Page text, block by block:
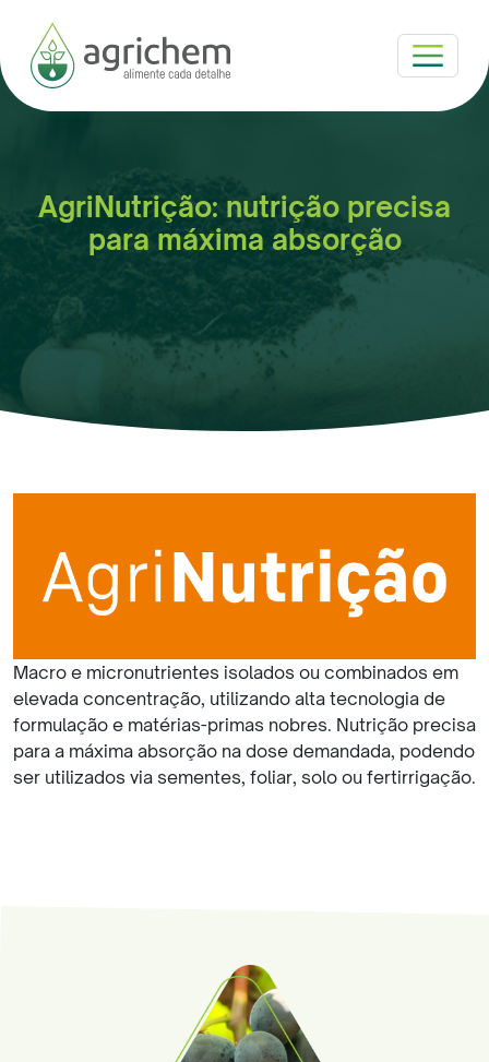
AgriNutrição: nutrição precisa
para máxima absorção
Macro e micronutrientes isolados ou combinados em
elevada concentração, utilizando alta tecnologia de
formulação e matérias-primas nobres. Nutrição precisa
para a máxima absorção na dose demandada, podendo
ser utilizados via sementes, foliar, solo ou fertirrigação.